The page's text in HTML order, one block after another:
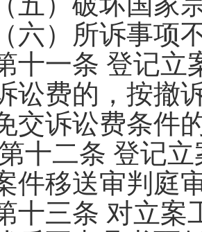
）所诉事项不
一条 登记立
讼费的，按撤
交诉讼费条件
二条 登记立
件移送审判庭
三条 对立案